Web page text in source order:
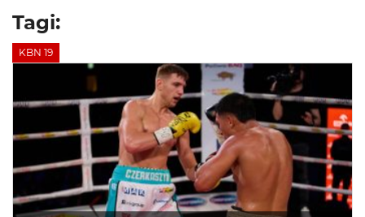
Tagi:
KBN 19